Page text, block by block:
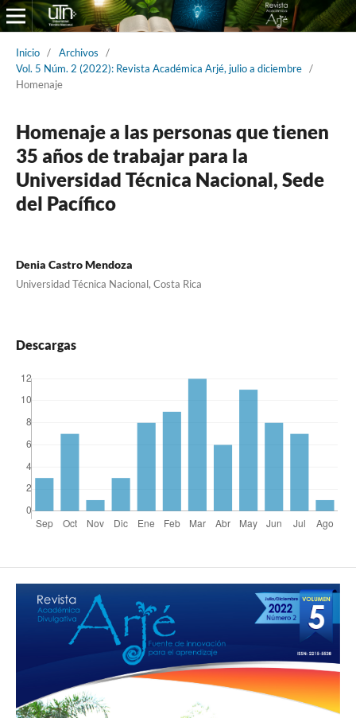
Inicio / Archivos
/
Vol. 5 Núm. 2 (2022): Revista Académica Arjé, julio a diciembre /
Homenaje
Homenaje a las personas que tienen
35 años de trabajar para la
Universidad Técnica Nacional, Sede
del Pacífico
Denia Castro Mendoza
Universidad Técnica Nacional, Costa Rica
Descargas